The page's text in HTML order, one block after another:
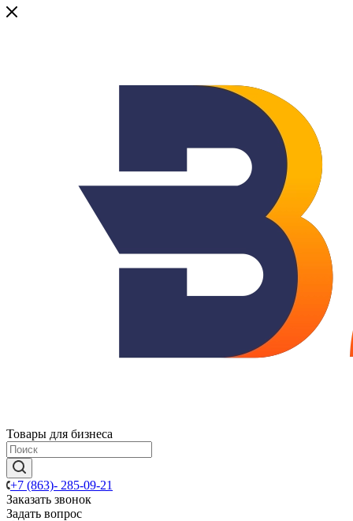
Товары для бизнеса
+7 (863)- 285-09-21
Заказать звонок
Задать вопрос